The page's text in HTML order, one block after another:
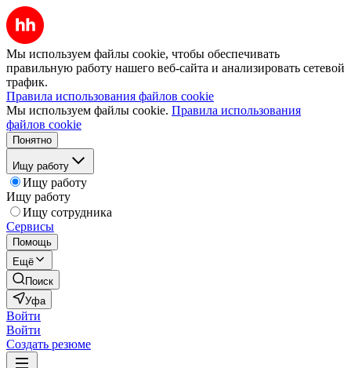
Мы используем файлы cookie, чтобы обеспечивать
правильную работу нашего веб-сайта и анализировать сетевой
трафик.
Правила использования файлов cookie
Мы используем файлы cookie. Правила использования
файлов cookie
Понятно
Ищу работу
Ищу работу
Ищу работу
Ищу сотрудника
Сервисы
Помощь
Ещё
Поиск
Уфа
Войти
Войти
Создать резюме